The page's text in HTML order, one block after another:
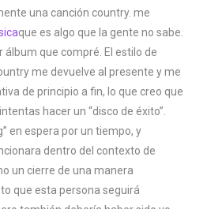
una canción country. me
que es algo que la gente no sabe.
álbum que compré. El estilo de
me devuelve al presente y me
de principio a fin, lo que creo que
hacer un “disco de éxito”.
en espera por un tiempo, y
dentro del contexto de
un cierre de una manera
que esta persona seguirá